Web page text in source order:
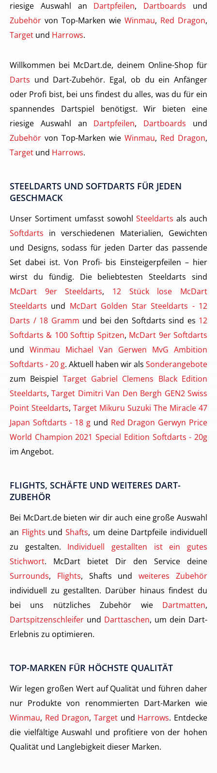
riesige Auswahl an Dartpfeilen, Dartboards und
Zubehör von Top-Marken wie Winmau, Red Dragon,
Target und Harrows.
Willkommen bei McDart.de, deinem Online-Shop für
Darts und Dart-Zubehör. Egal, ob du ein Anfänger
oder Profi bist, bei uns findest du alles, was du für ein
spannendes Dartspiel benötigst. Wir bieten eine
riesige Auswahl an Dartpfeilen, Dartboards und
Zubehör von Top-Marken wie Winmau, Red Dragon,
Target und Harrows.
STEELDARTS UND SOFTDARTS FÜR JEDEN
GESCHMACK
Unser Sortiment umfasst sowohl Steeldarts als auch
Softdarts in verschiedenen Materialien, Gewichten
und Designs, sodass für jeden Darter das passende
Set dabei ist. Von Profi- bis Einsteigerpfeilen – hier
wirst du fündig. Die beliebtesten Steeldarts sind
McDart 9er Steeldarts, 12 Stück lose McDart
Steeldarts und McDart Golden Star Steeldarts - 12
Darts / 18 Gramm und bei den Softdarts sind es 12
Softdarts & 100 Softtip Spitzen, McDart 9er Softdarts
und Winmau Michael Van Gerwen MvG Ambition
Softdarts - 20 g. Aktuell haben wir als Sonderangebote
zum Beispiel Target Gabriel Clemens Black Edition
Steeldarts,Target Dimitri Van Den Bergh GEN2 Swiss
Point Steeldarts, Target Mikuru Suzuki The Miracle 47
Japan Softdarts - 18 g und Red Dragon Gerwyn Price
World Champion 2021 Special Edition Softdarts - 20g
im Angebot.
FLIGHTS, SCHÄFTE UND WEITERES DART-
ZUBEHÖR
Bei McDart.de bieten wir dir auch eine große Auswahl
an Flights undShafts, um deine Dartpfeile individuell
zu gestalten. Individuell gestallten ist ein gutes
Stichwort. McDart bietet Dir den Service deine
Surrounds, Flights, Shafts undweiteres Zubehör
individuell zu gestallten. Darüber hinaus findest du
bei uns nützliches Zubehör wie Dartmatten,
Dartspitzenschleifer und Darttaschen, um dein Dart-
Erlebnis zu optimieren.
TOP-MARKEN FÜR HÖCHSTE QUALITÄT
Wir legen großen Wert auf Qualität und führen daher
nur Produkte von renommierten Dart-Marken wie
Winmau, Red Dragon,Target und Harrows. Entdecke
die vielfältige Auswahl und profitiere von der hohen
Qualität und Langlebigkeit dieser Marken.